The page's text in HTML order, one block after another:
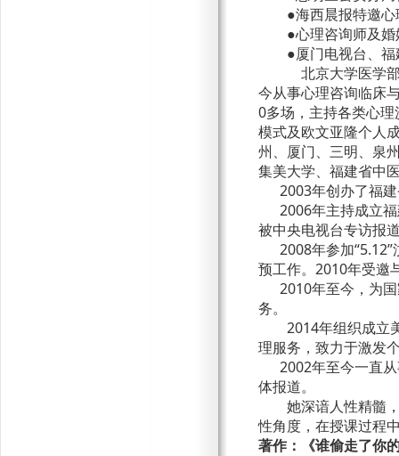
●海西晨报特邀
●心理咨询师及
●厦门电视台、
北京大学医学
今从事心理咨询临床
0多场，主持各类心理
模式及欧文亚隆个人
州、厦门、三明、泉
集美大学、福建省中
2003年创办了福
2006年主持成立
被中央电视台专访报
2008年参加“5.12”
预工作。2010年受邀
2010年至今，为
务。
2014年组织成立
理服务，致力于激发
2002年至今一直
体报道。
她深谙人性精髓
性角度，在授课过程
著作：《谁偷走了你